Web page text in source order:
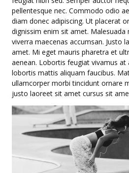
pellentesque nec. Commodo odio
diam donec adipiscing. Ut placerat
dignissim enim sit amet.
viverra maecenas accumsan. Justo
amet. Mi eget mauris pharetra et
aenean. Lobortis feugiat vivamus at
lobortis mattis aliquam faucibus.
ullamcorper morbi tincidunt ornare
justo laoreet sit amet cursus sit